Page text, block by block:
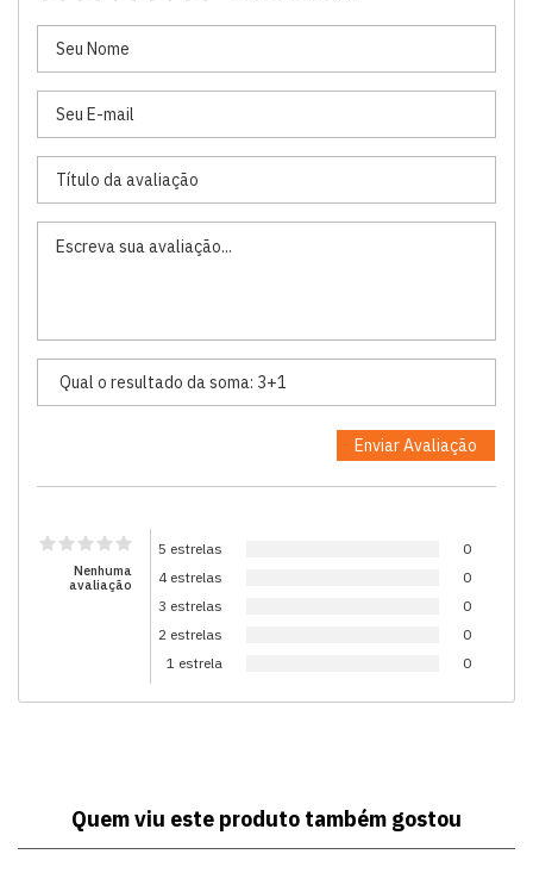
Nenhuma
avaliação
5 estrelas
0
4 estrelas
0
3 estrelas
0
2 estrelas
0
1 estrela
0
Quem viu este produto também gostou